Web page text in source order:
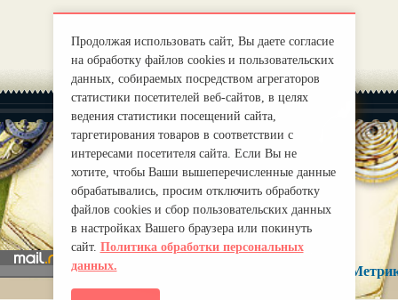
О нас
Правила
mirprognoz@mail.ru
Продолжая использовать сайт, Вы даете согласие
на обработку файлов cookies и пользовательских
данных, собираемых посредством агрегаторов
статистики посетителей веб-сайтов, в целях
ведения статистики посещений сайта,
таргетирования товаров в соответствии с
интересами посетителя сайта. Если Вы не
хотите, чтобы Ваши вышеперечисленные данные
обрабатывались, просим отключить обработку
файлов cookies и сбор пользовательских данных
в настройках Вашего браузера или покинуть
сайт. Политика обработки персональных
данных.